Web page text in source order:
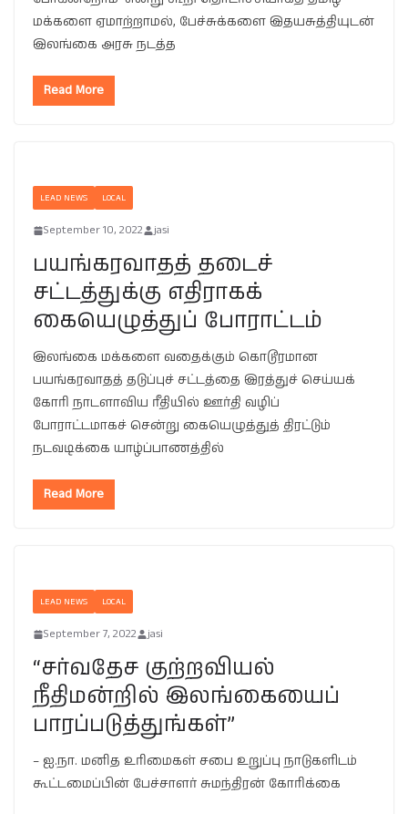
மக்களை ஏமாற்றாமல், பேச்சுக்களை இதயசுத்தியுடன்
இலங்கை அரசு நடத்த
Read More
LEAD NEWS LOCAL
September 10, 2022 jasi
பயங்கரவாதத் தடைச்
சட்டத்துக்கு எதிராகக்
கையெழுத்துப் போராட்டம்
இலங்கை மக்களை வதைக்கும் கொடூரமான
பயங்கரவாதத் தடுப்புச் சட்டத்தை இரத்துச் செய்யக்
கோரி நாடளாவிய ரீதியில் ஊர்தி வழிப்
போராட்டமாகச் சென்று கையெழுத்துத் திரட்டும்
நடவடிக்கை யாழ்ப்பாணத்தில்
Read More
LEAD NEWS LOCAL
September 7, 2022 jasi
“சர்வதேச குற்றவியல்
நீதிமன்றில் இலங்கையைப்
பாரப்படுத்துங்கள்”
– ஐ.நா. மனித உரிமைகள் சபை உறுப்பு நாடுகளிடம்
கூட்டமைப்பின் பேச்சாளர் சுமந்திரன் கோரிக்கை